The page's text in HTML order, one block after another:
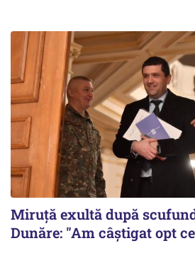
Miruță exultă după
Dunăre: "Am câștigat opt